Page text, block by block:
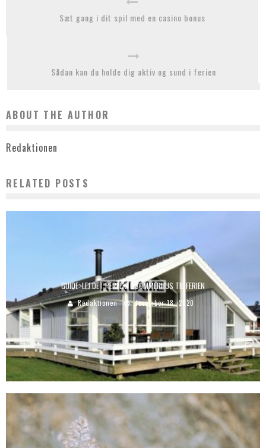
Sæt gang i dit spil med en casino bonus
Sådan kan du holde dig aktiv og sund i ferien
ABOUT THE AUTHOR
Redaktionen
RELATED POSTS
GUIDE: LEJ DET PERFEKTE SOMMERHUS TIL FERIEN
Redaktionen december 18, 2020